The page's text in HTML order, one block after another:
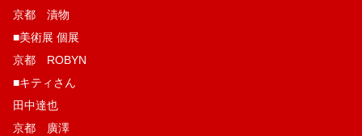
京都 漬物
■美術展 個展
京都 ROBYN
■キティさん
田中達也
京都 廣澤